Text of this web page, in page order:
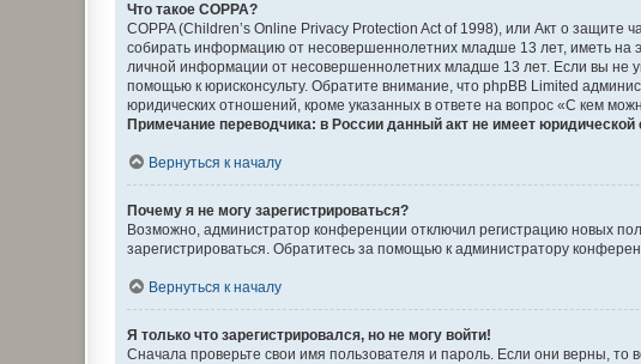
Что такое COPPA?
COPPA (Children’s Online Privacy Protection Act of 1998), или Акт о
собирать информацию от несовершеннолетних младше 13 лет, иметь на
личной информации от несовершеннолетних младше 13 лет. Если вы не
помощью к юрисконсульту. Обратите внимание, что phpBB Limited
юридических отношений, кроме указанных в ответе на вопрос «С кем
Примечание переводчика: в России данный акт не имеет
Вернуться к началу
Почему я не могу зарегистрироваться?
Возможно, администратор конференции отключил регистрацию новых
зарегистрироваться. Обратитесь за помощью к администратору
Вернуться к началу
Я только что зарегистрировался, но не могу войти!
Сначала проверьте свои имя пользователя и пароль. Если они верны, то